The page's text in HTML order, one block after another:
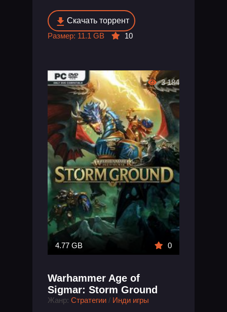
Скачать торрент
Размер: 11.1 GB
10
4.77 GB 0
Warhammer Age of
Sigmar: Storm Ground
Жанр: Стратегии / Инди игры
3 184